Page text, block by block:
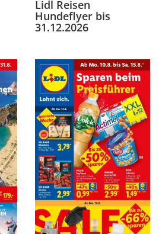
Lidl Reisen
Hundeflyer bis
31.12.2026